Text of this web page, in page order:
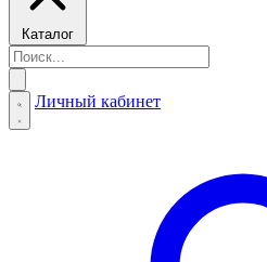
Каталог
Личный кабинет